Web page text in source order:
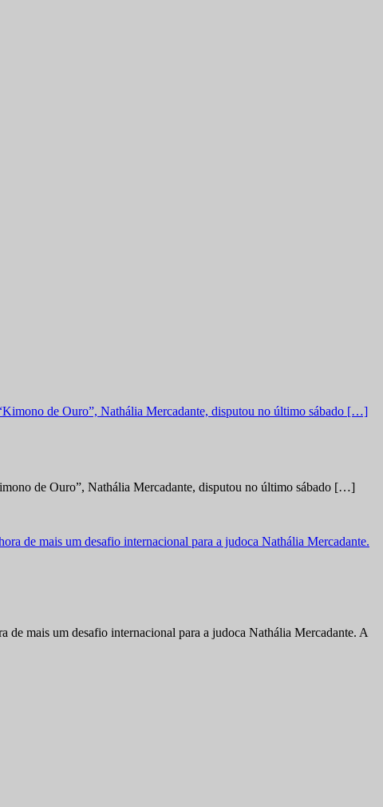
de Ouro”, Nathália Mercadante, disputou no último sábado […]
de mais um desafio internacional para a judoca Nathália Mercadante. A